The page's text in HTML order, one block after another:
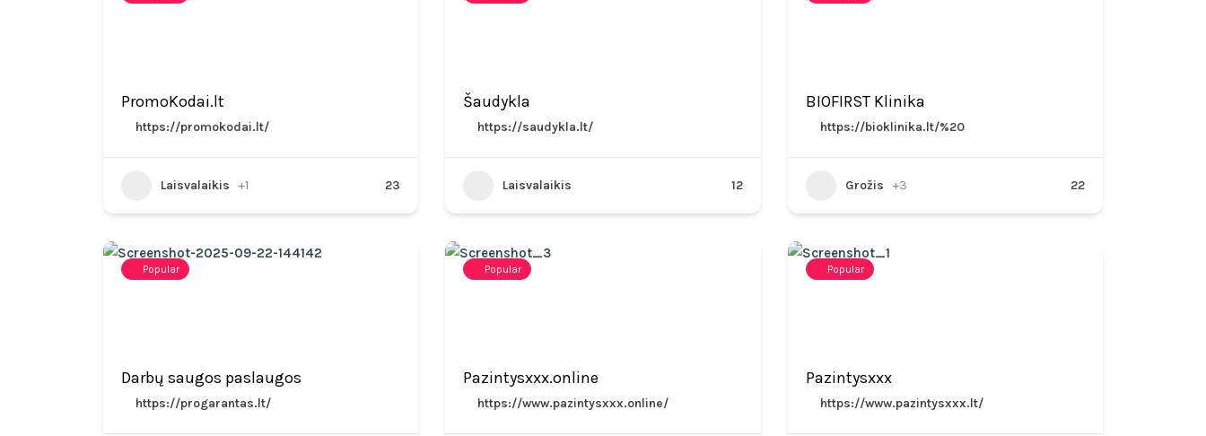
PromoKodai.lt
https://promokodai.lt/
Laisvalaikis +1 23
Šaudykla
https://saudykla.lt/
Laisvalaikis 12
BIOFIRST Klinika
https://bioklinika.lt/%20
Grožis +3 22
Popular
Darbų saugos paslaugos
https://progarantas.lt/
Popular
Pazintysxxx.online
https://www.pazintysxxx.online/
Popular
Pazintysxxx
https://www.pazintysxxx.lt/